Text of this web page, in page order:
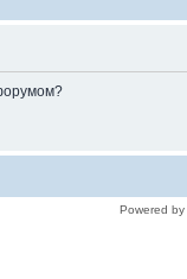
Powered by